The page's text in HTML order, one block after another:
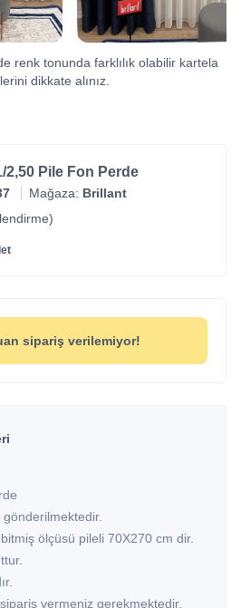
renk tonunda farklılık olabilir kartela
dikkate alınız.
2,50 Pile Fon Perde
Mağaza: Brillant
sipariş verilemiyor!
ölçüsü pileli 70X270 cm dir.
vermeniz gerekmektedir.